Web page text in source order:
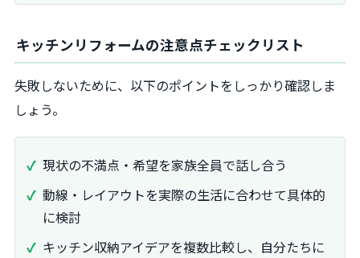
キッチンリフォームの注意点チェックリスト
失敗しないために、以下のポイントをしっかり確認しま
しょう。
現状の不満点・希望を家族全員で話し合う
動線・レイアウトを実際の生活に合わせて具体的
に検討
キッチン収納アイデアを複数比較し、自分たちに